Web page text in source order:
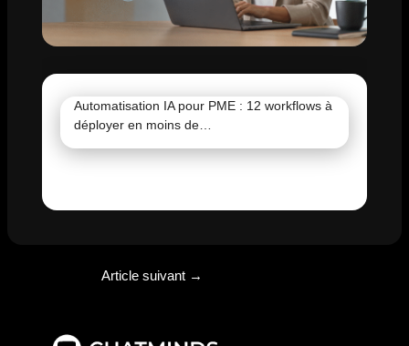
Automatisation IA pour PME : 12 workflows à
déployer en moins de…
Article suivant →